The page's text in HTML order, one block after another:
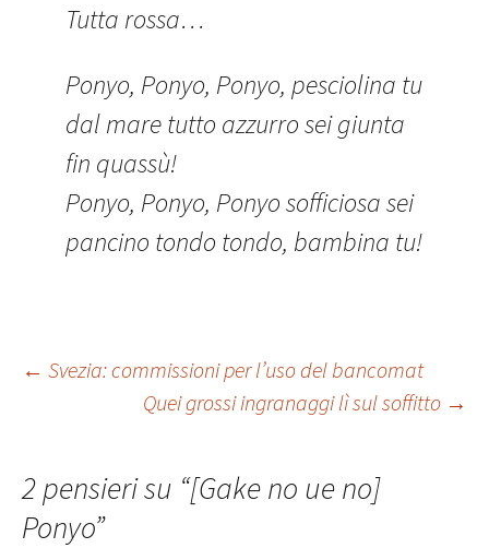
Tutta rossa…
Ponyo, Ponyo, Ponyo, pesciolina tu
dal mare tutto azzurro sei giunta
fin quassù!
Ponyo, Ponyo, Ponyo sofficiosa sei
pancino tondo tondo, bambina tu!
Navigazione
← Svezia: commissioni per l’uso del bancomat
Quei grossi ingranaggi lì sul soffitto →
2 pensieri su “[Gake no ue no]
Ponyo”